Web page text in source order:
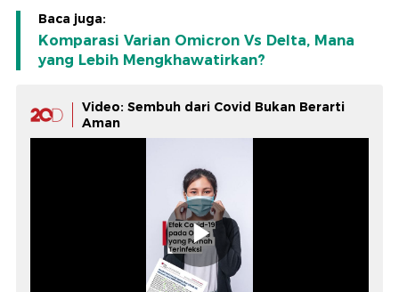
Baca juga:
Komparasi Varian Omicron Vs Delta, Mana
yang Lebih Mengkhawatirkan?
Video: Sembuh dari Covid Bukan Berarti
Aman